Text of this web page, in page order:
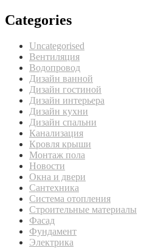
Categories
Uncategorised
Вентиляция
Водопровод
Дизайн ванной
Дизайн гостиной
Дизайн интерьера
Дизайн кухни
Дизайн спальни
Канализация
Кровля крыши
Монтаж пола
Новости
Окна и двери
Сантехника
Система отопления
Строительные материалы
Фасад
Фундамент
Электрика